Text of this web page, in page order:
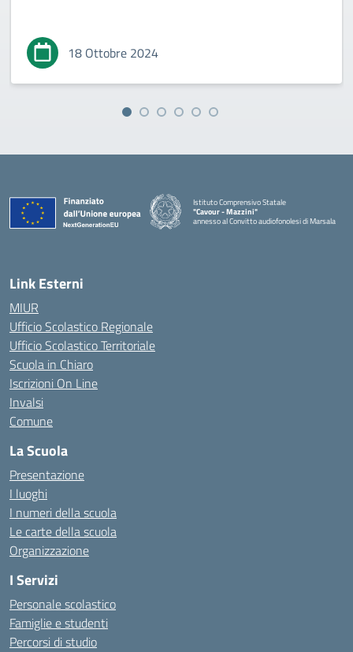
18 Ottobre 2024
Istituto Comprensivo Statale
"Cavour - Mazzini"
annesso al Convitto audiofonolesi di Marsala
Link Esterni
MIUR
Ufficio Scolastico Regionale
Ufficio Scolastico Territoriale
Scuola in Chiaro
Iscrizioni On Line
Invalsi
Comune
La Scuola
Presentazione
I luoghi
I numeri della scuola
Le carte della scuola
Organizzazione
I Servizi
Personale scolastico
Famiglie e studenti
Percorsi di studio